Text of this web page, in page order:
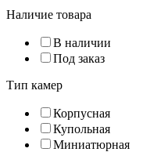
Наличие товара
В наличии
Под заказ
Тип камер
Корпусная
Купольная
Миниатюрная